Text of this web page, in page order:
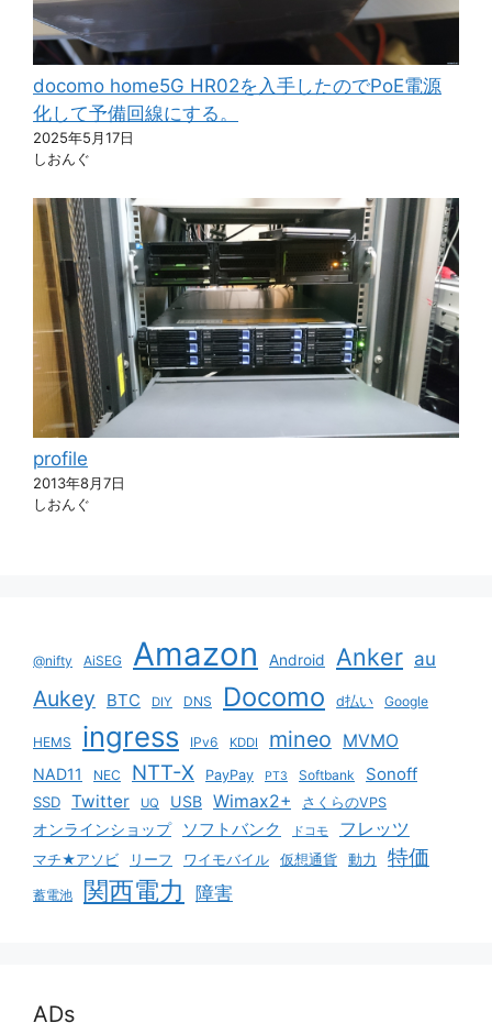
docomo home5G HR02を入手したのでPoE電源
化して予備回線にする。
2025年5月17日
しおんぐ
profile
2013年8月7日
しおんぐ
@nifty AiSEG Amazon Android Anker au
Aukey BTC DIY DNS Docomo d払い Google
HEMS ingress IPv6 KDDI mineo MVMO
NAD11 NEC NTT-X PayPay PT3 Softbank Sonoff
SSD Twitter UQ USB Wimax2+ さくらのVPS
オンラインショップ ソフトバンク ドコモ フレッツ
マチ★アソビ リーフ ワイモバイル 仮想通貨 動力 特価
蓄電池 関西電力 障害
ADs